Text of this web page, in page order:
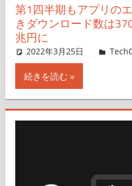
第1四半期もアプリの
きダウンロード数は
兆円に
2022年3月25日
続きを読む